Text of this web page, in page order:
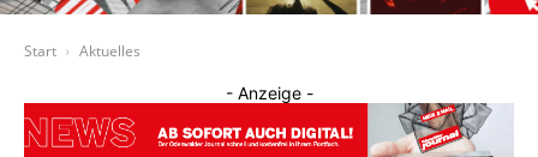
Start Aktuelles
- Anzeige -